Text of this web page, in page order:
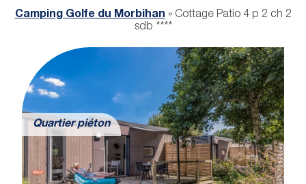
Camping Golfe du Morbihan » Cottage Patio 4 p 2 ch 2
sdb ****
Quartier piéton